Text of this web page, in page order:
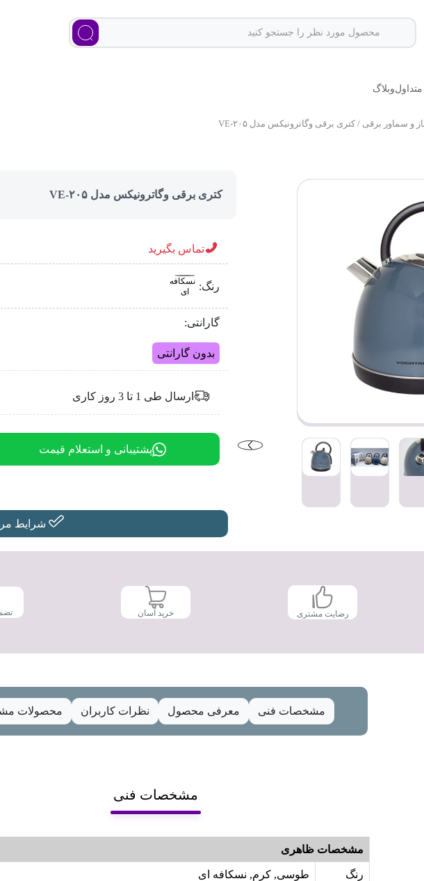
وبلاگ
و سماور برقی / کتری برقی وگاترونیکس مدل VE-۲۰۵
کتری برقی وگاترونیکس مدل VE-۲۰۵
تماس بگیرید
رنگ: نسکافه
ای
گارانتی:
بدون گارانتی
ارسال طی 1 تا 3 روز کاری
پشتیبانی و استعلام قیمت
شرایط
رضایت مشتری خرید آسان
مشخصات فنی معرفی محصول نظرات کاربران محصولات
مشخصات فنی
مشخصات ظاهری
رنگ طوسی, کرم, نسکافه ای